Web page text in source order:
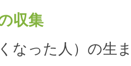
収集
なった人）の生